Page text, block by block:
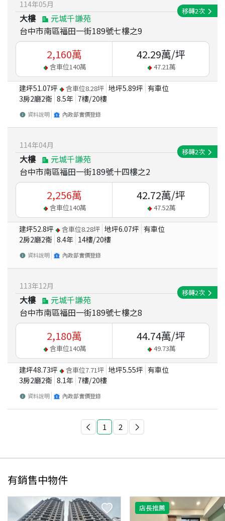
114年05月
大樓
元城千謙苑
台中市南區福田一街189號七樓之9
移轉2次
2,160萬
含車位140萬
42.29萬/坪
47.21萬
建坪51.07坪 含車位8.28坪 地坪5.89坪 有車位
3房2廳2衛 8.5年 7樓/20樓
資料說明 內政部實價登錄
114年04月
大樓
元城千謙苑
台中市南區福田一街189號十四樓之2
移轉2次
2,256萬
含車位140萬
42.72萬/坪
47.52萬
建坪52.8坪 含車位8.28坪 地坪6.07坪 有車位
2房2廳2衛 8.4年 14樓/20樓
資料說明 內政部實價登錄
113年12月
大樓
元城千謙苑
台中市南區福田一街189號七樓之8
移轉2次
2,180萬
含車位140萬
44.74萬/坪
49.73萬
建坪48.73坪 含車位7.71坪 地坪5.55坪 有車位
3房2廳2衛 8.1年 7樓/20樓
資料說明 內政部實價登錄
1 2
有銷售中物件
店長推薦